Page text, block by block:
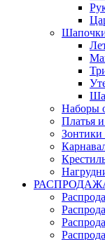
Наборы
Платья
Зонтики